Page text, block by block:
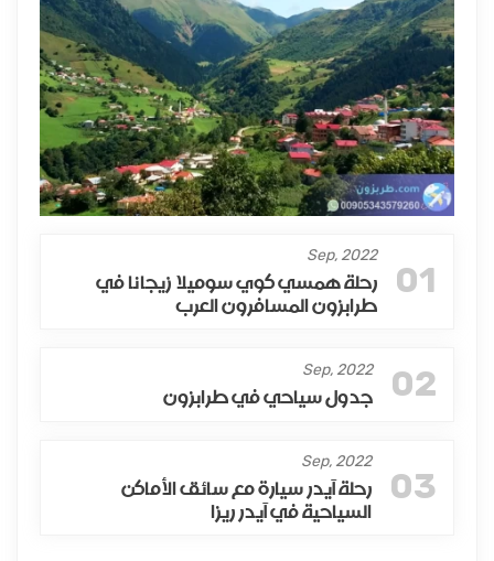
01
Sep, 2022
رحلة همسي كوي سوميلا زيجانا في
طرابزون المسافرون العرب
02
Sep, 2022
جدول سياحي في طرابزون
03
Sep, 2022
رحلة آيدر سيارة مع سائق الأماكن
السياحية في آيدر ريزا